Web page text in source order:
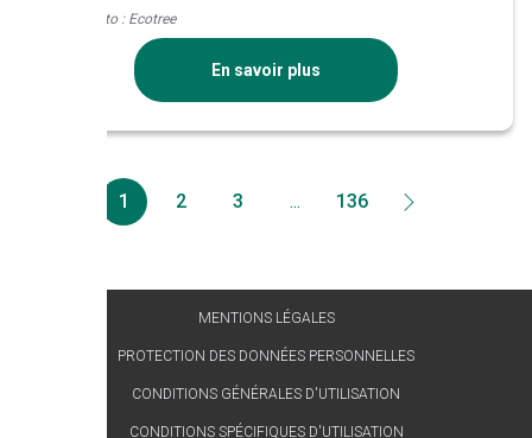
plane, chêne sessile, robinier).
Crédit photo : Ecotree
En savoir plus
1 2 3 ... 136
MENTIONS LÉGALES
PROTECTION DES DONNÉES PERSONNELLES
CONDITIONS GÉNÉRALES D'UTILISATION
CONDITIONS SPÉCIFIQUES D'UTILISATION